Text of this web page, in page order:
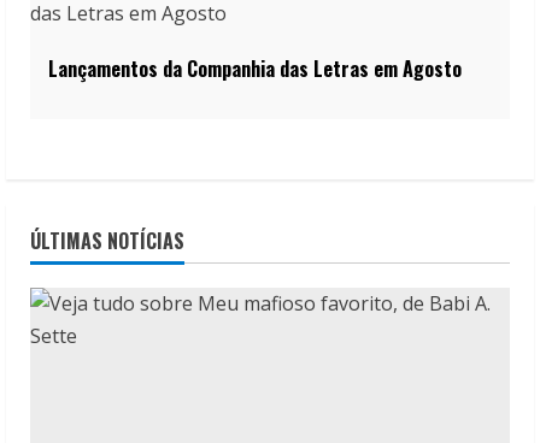
Lançamentos da Companhia das Letras em Agosto
ÚLTIMAS NOTÍCIAS